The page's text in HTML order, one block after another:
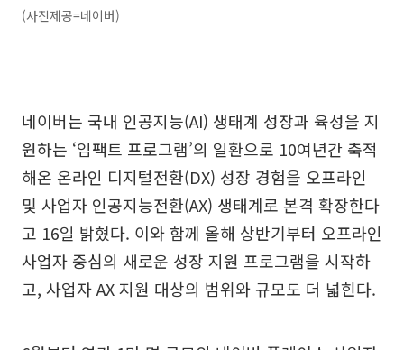
(사진제공=네이버)
네이버는 국내 인공지능(AI) 생태계 성장과 육성을 지
원하는 ‘임팩트 프로그램’의 일환으로 10여년간 축적
해온 온라인 디지털전환(DX) 성장 경험을 오프라인
및 사업자 인공지능전환(AX) 생태계로 본격 확장한다
고 16일 밝혔다. 이와 함께 올해 상반기부터 오프라인
사업자 중심의 새로운 성장 지원 프로그램을 시작하
고, 사업자 AX 지원 대상의 범위와 규모도 더 넓힌다.